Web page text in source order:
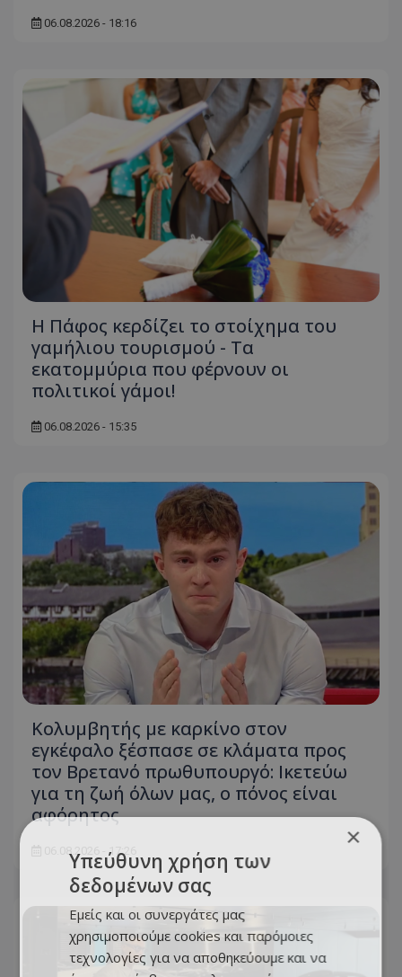
06.08.2026 - 18:16
Η Πάφος κερδίζει το στοίχημα του
γαμήλιου τουρισμού - Τα
εκατομμύρια που φέρνουν οι
πολιτικοί γάμοι!
06.08.2026 - 15:35
Κολυμβητής με καρκίνο στον
εγκέφαλο ξέσπασε σε κλάματα προς
τον Βρετανό πρωθυπουργό: Ικετεύω
για τη ζωή όλων μας, ο πόνος είναι
αφόρητος
06.08.2026 - 17:26 ×
Υπεύθυνη χρήση των
δεδομένων σας
Εμείς και οι συνεργάτες μας
χρησιμοποιούμε cookies και παρόμοιες
τεχνολογίες για να αποθηκεύουμε και να